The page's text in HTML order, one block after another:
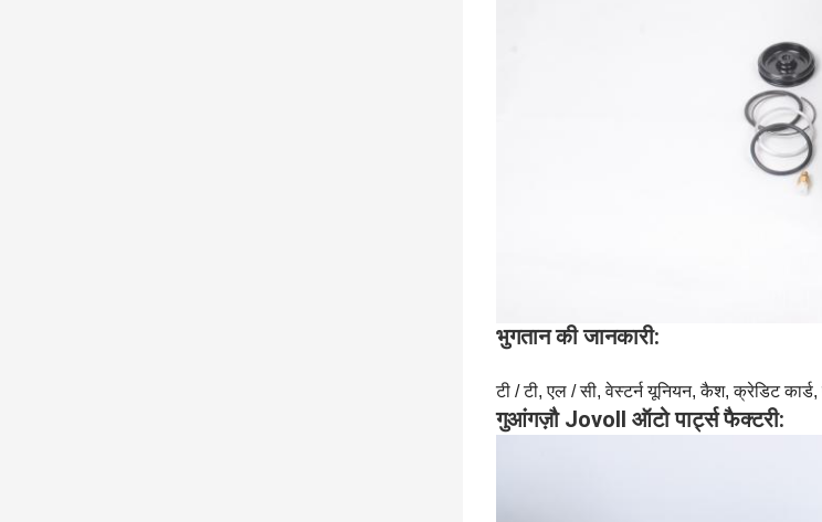
भुगतान की जानकारी:
टी / टी, एल / सी, वेस्टर्न यूनियन, कैश, क्रेडिट
गुआंगज़ौ Jovoll ऑटो पार्ट्स फैक्टरी: